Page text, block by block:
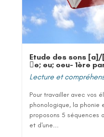
Etude des sons
e; eu; oeu- 1ère
Lecture et
Pour travailler avec vos
phonologique, la phonie
proposons 5 séquences
et d'une...